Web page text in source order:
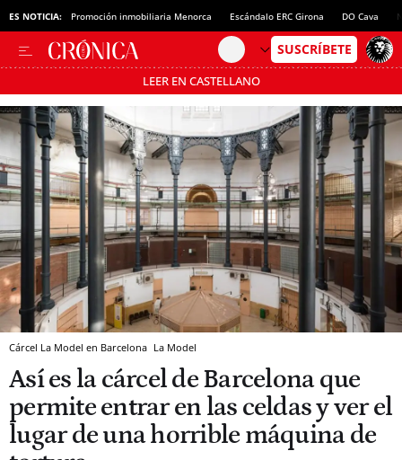
ES NOTICIA: Promoción inmobiliaria Menorca Escándalo ERC Girona DO Cava
LEER EN CASTELLANO
Pásate al MODO AHORRO
Cárcel La Model en Barcelona La Model
Así es la cárcel de Barcelona que
permite entrar en las celdas y ver el
lugar de una horrible máquina de